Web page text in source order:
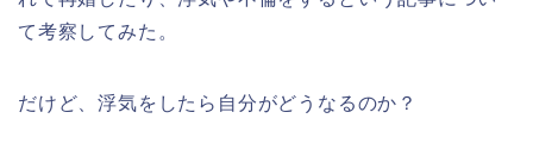
て考察してみた。
だけど、浮気をしたら自分がどうなるのか？